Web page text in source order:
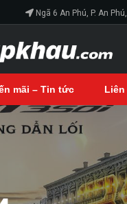
Ngã 6 An Phú, P. An
mãi – Tin tức Liên